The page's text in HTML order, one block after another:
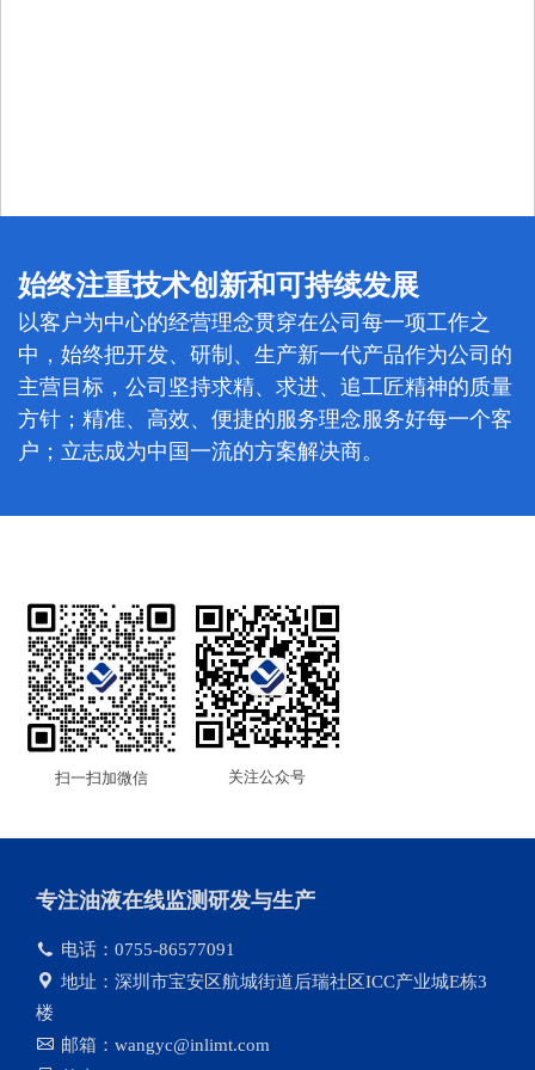
始终注重技术创新和可持续发展
以客户为中心的经营理念贯穿在公司每一项工作之
中，始终把开发、研制、生产新一代产品作为公司的
主营目标，公司坚持求精、求进、追工匠精神的质量
方针；精准、高效、便捷的服务理念服务好每一个客
户；立志成为中国一流的方案解决商。
扫一扫加微信 关注公众号
专注油液在线监测研发与生产
电话：0755-86577091
地址：深圳市宝安区航城街道后瑞社区ICC产业城E栋3
楼
邮箱：wangyc@inlimt.com